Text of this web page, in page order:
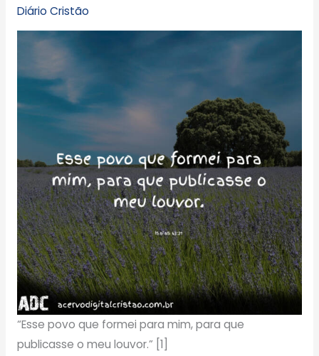
Diário Cristão
“Esse povo que formei para mim, para que
publicasse o meu louvor.” [1]